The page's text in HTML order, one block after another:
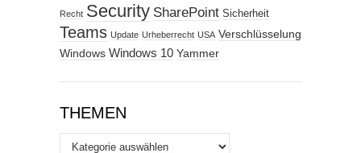
Recht Security SharePoint Sicherheit
Teams Update Urheberrecht USA Verschlüsselung
Windows Windows 10 Yammer
THEMEN
Themen